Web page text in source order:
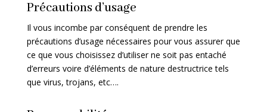
Précautions d’usage
Il vous incombe par conséquent de prendre les
précautions d’usage nécessaires pour vous assurer que
ce que vous choisissez d’utiliser ne soit pas entaché
d’erreurs voire d’éléments de nature destructrice tels
que virus, trojans, etc….